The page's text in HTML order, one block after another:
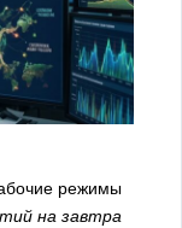
режимы
на завтра